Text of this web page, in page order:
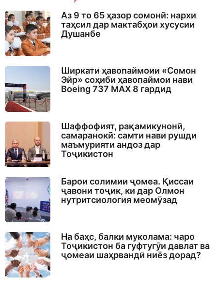
Аз 9 то 65 ҳазор сомонӣ: нархи
таҳсил дар мактабҳои хусусии
Душанбе
Ширкати ҳавопаймоии «Сомон
Эйр» соҳиби ҳавопаймои нави
Boeing 737 MAX 8 гардид
Шаффофият, рақамикунонӣ,
самаранокӣ: самти нави рушди
маъмурияти андоз дар
Тоҷикистон
Барои солимии ҷомеа. Қиссаи
ҷавони тоҷик, ки дар Олмон
нутритсиология меомӯзад
На баҳс, балки муколама: чаро
Тоҷикистон ба гуфтугӯи давлат ва
ҷомеаи шаҳрвандӣ ниёз дорад?